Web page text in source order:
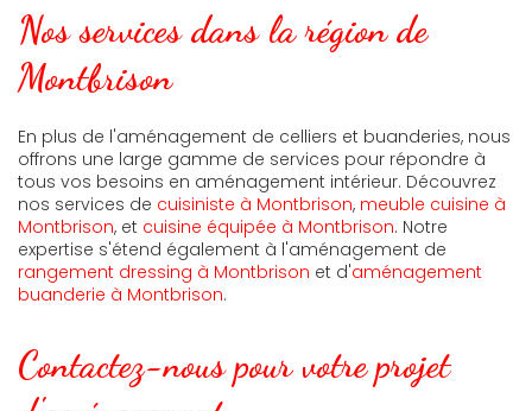
Nos services dans la région de
Montbrison
En plus de l'aménagement de celliers et buanderies, nous
offrons une large gamme de services pour répondre à
tous vos besoins en aménagement intérieur. Découvrez
nos services de cuisiniste à Montbrison, meuble cuisine à
Montbrison, et cuisine équipée à Montbrison. Notre
expertise s'étend également à l'aménagement de
rangement dressing à Montbrison et d'aménagement
buanderie à Montbrison.
Contactez-nous pour votre projet